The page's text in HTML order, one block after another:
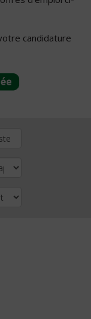
candidature